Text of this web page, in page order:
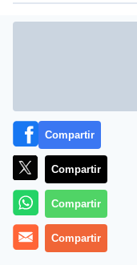
Archivado en: EMPLEO
Compartir
Compartir
Compartir
Compartir